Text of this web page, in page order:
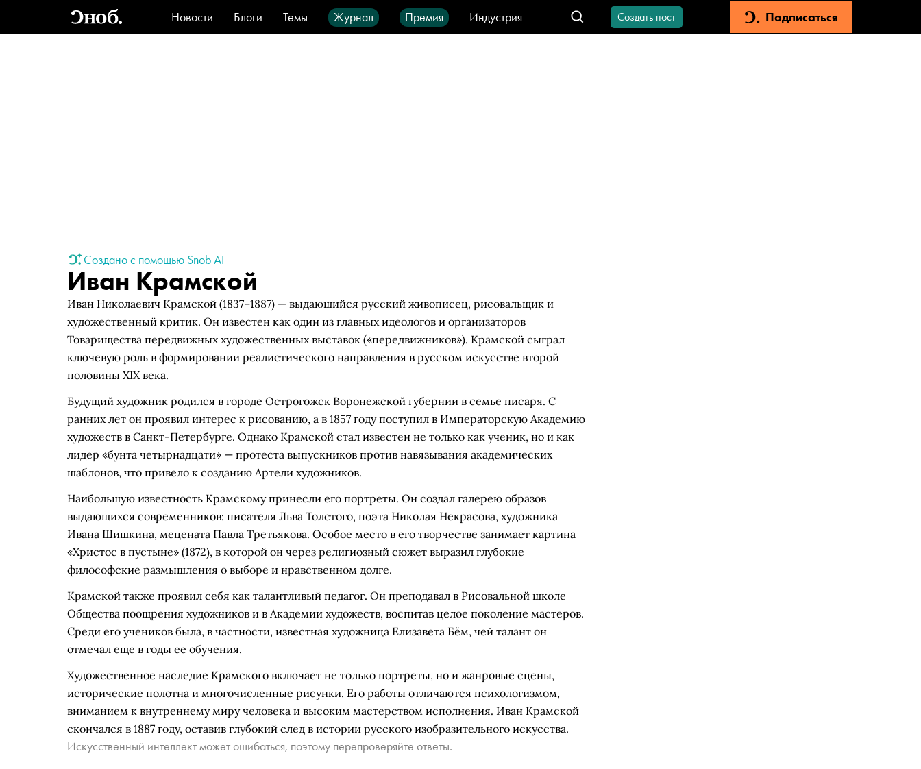
Новости Блоги Темы Журнал Премия
Индустрия
Стиль
Видео Город IT-продукты
Создать пост Подписаться
Создано с помощью Snob AI
Иван Крамской
Иван Николаевич Крамской (1837–1887) — выдающийся русский живописец, рисовальщик и
художественный критик. Он известен как один из главных идеологов и организаторов
Товарищества передвижных художественных выставок («передвижников»). Крамской сыграл
ключевую роль в формировании реалистического направления в русском искусстве второй
половины XIX века.
Будущий художник родился в городе Острогожск Воронежской губернии в семье писаря. С
ранних лет он проявил интерес к рисованию, а в 1857 году поступил в Императорскую Академию
художеств в Санкт-Петербурге. Однако Крамской стал известен не только как ученик, но и как
лидер «бунта четырнадцати» — протеста выпускников против навязывания академических
шаблонов, что привело к созданию Артели художников.
Наибольшую известность Крамскому принесли его портреты. Он создал галерею образов
выдающихся современников: писателя Льва Толстого, поэта Николая Некрасова, художника
Ивана Шишкина, мецената Павла Третьякова. Особое место в его творчестве занимает картина
«Христос в пустыне» (1872), в которой он через религиозный сюжет выразил глубокие
философские размышления о выборе и нравственном долге.
Крамской также проявил себя как талантливый педагог. Он преподавал в Рисовальной школе
Общества поощрения художников и в Академии художеств, воспитав целое поколение мастеров.
Среди его учеников была, в частности, известная художница Елизавета Бём, чей талант он
отмечал еще в годы ее обучения.
Художественное наследие Крамского включает не только портреты, но и жанровые сцены,
исторические полотна и многочисленные рисунки. Его работы отличаются психологизмом,
вниманием к внутреннему миру человека и высоким мастерством исполнения. Иван Крамской
скончался в 1887 году, оставив глубокий след в истории русского изобразительного искусства.
Искусственный интеллект может ошибаться, поэтому перепроверяйте ответы.